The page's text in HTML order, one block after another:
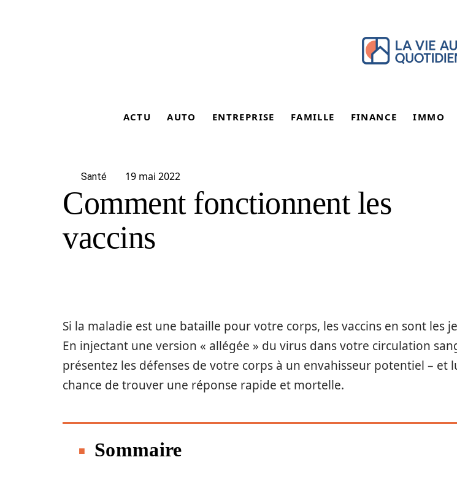
ACTU AUTO ENTREPRISE FAMILLE FINANCE IMMO
Santé 19 mai 2022
Comment fonctionnent les
vaccins
Si la maladie est une bataille pour votre corps, les vaccins en sont les
En injectant une version « allégée » du virus dans votre circulation
présentez les défenses de votre corps à un envahisseur potentiel – et
chance de trouver une réponse rapide et mortelle.
Sommaire